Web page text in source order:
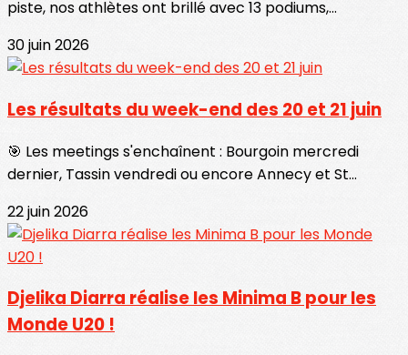
piste, nos athlètes ont brillé avec 13 podiums,...
30 juin 2026
Les résultats du week-end des 20 et 21 juin
🎯 Les meetings s'enchaînent : Bourgoin mercredi
dernier, Tassin vendredi ou encore Annecy et St...
22 juin 2026
Djelika Diarra réalise les Minima B pour les
Monde U20 !